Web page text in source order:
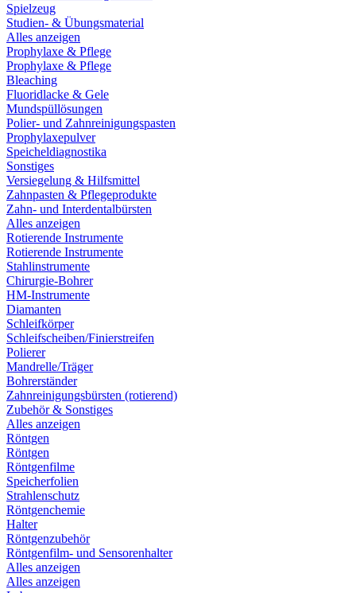
Spielzeug
Studien- & Übungsmaterial
Alles anzeigen
Prophylaxe & Pflege
Prophylaxe & Pflege
Bleaching
Fluoridlacke & Gele
Mundspüllösungen
Polier- und Zahnreinigungspasten
Prophylaxepulver
Speicheldiagnostika
Sonstiges
Versiegelung & Hilfsmittel
Zahnpasten & Pflegeprodukte
Zahn- und Interdentalbürsten
Alles anzeigen
Rotierende Instrumente
Rotierende Instrumente
Stahlinstrumente
Chirurgie-Bohrer
HM-Instrumente
Diamanten
Schleifkörper
Schleifscheiben/Finierstreifen
Polierer
Mandrelle/Träger
Bohrerständer
Zahnreinigungsbürsten (rotierend)
Zubehör & Sonstiges
Alles anzeigen
Röntgen
Röntgen
Röntgenfilme
Speicherfolien
Strahlenschutz
Röntgenchemie
Halter
Röntgenzubehör
Röntgenfilm- und Sensorenhalter
Alles anzeigen
Alles anzeigen